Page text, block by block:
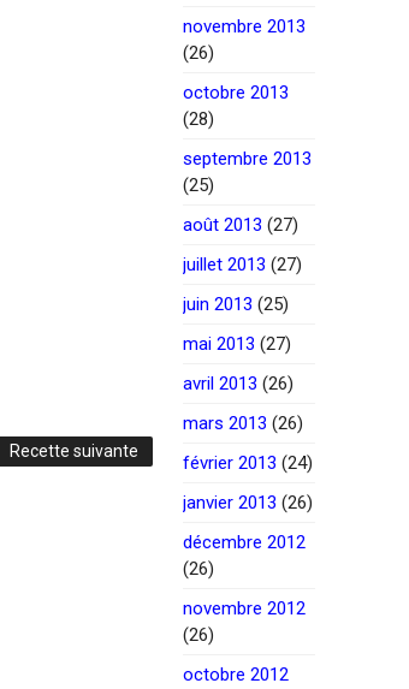
Recette suivante
novembre 2013
(26)
octobre 2013
(28)
septembre 2013
(25)
août 2013 (27)
juillet 2013 (27)
juin 2013 (25)
mai 2013 (27)
avril 2013 (26)
mars 2013 (26)
février 2013 (24)
janvier 2013 (26)
décembre 2012
(26)
novembre 2012
(26)
octobre 2012